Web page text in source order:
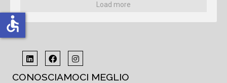
Load more
CONOSCIAMOCI MEGLIO
accessible